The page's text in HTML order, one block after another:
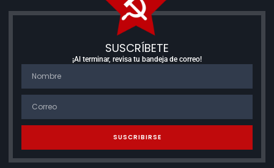
SUSCRÍBETE
¡Al terminar, revisa tu bandeja de correo!
SUSCRIBIRSE